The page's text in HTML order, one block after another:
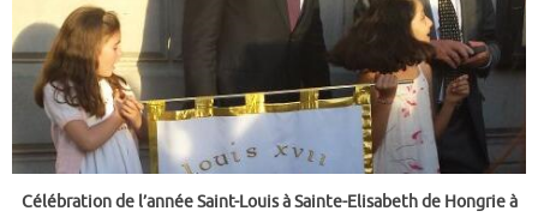
Célébration de l’année Saint-Louis à Sainte-Elisabeth de Hongrie à